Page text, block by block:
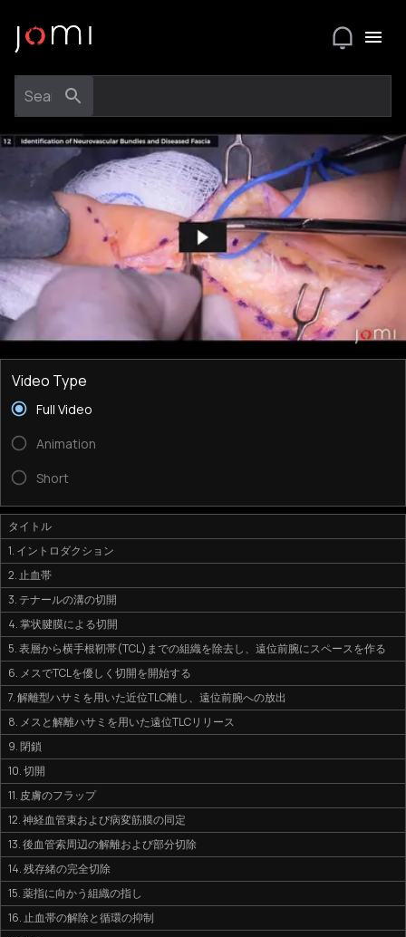
Video Type
Full Video
Animation
Short
タイトル
1. イントロダクション
2. 止血帯
3. テナールの溝の切開
4. 掌状腱膜による切開
5. 表層から横手根靭帯(TCL)までの組織を除去し、遠位前腕にスペースを作る
6. メスでTCLを優しく切開を開始する
7. 解離型ハサミを用いた近位TLC離し、遠位前腕への放出
8. メスと解離ハサミを用いた遠位TLCリリース
9. 閉鎖
10. 切開
11. 皮膚のフラップ
12. 神経血管束および病変筋膜の同定
13. 後血管索周辺の解離および部分切除
14. 残存緒の完全切除
15. 薬指に向かう組織の指し
16. 止血帯の解除と循環の抑制